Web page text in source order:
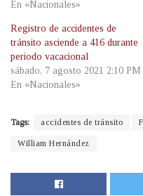
En «Nacionales»
Registro de accidentes de
tránsito asciende a 416 durante
periodo vacacional
sábado, 7 agosto 2021 2:10 PM
En «Nacionales»
Tags: accidentes de tránsito
William Hernández